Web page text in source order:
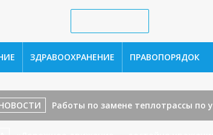
ЗДРАВООХРАНЕНИЕ ПРАВОПОРЯДОК
Работы по замене теплотрассы по